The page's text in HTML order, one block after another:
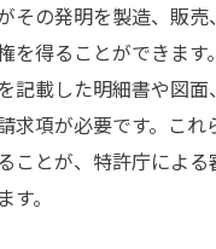
性を証明する特許明細
書の構成要素を理解
示すための具体的記
背景の重要性と表現方法
具体的に記述する
その発明を製造、販売
を得ることができます
記載した明細書や図
求項が必要です。これ
ことが、特許庁による
。